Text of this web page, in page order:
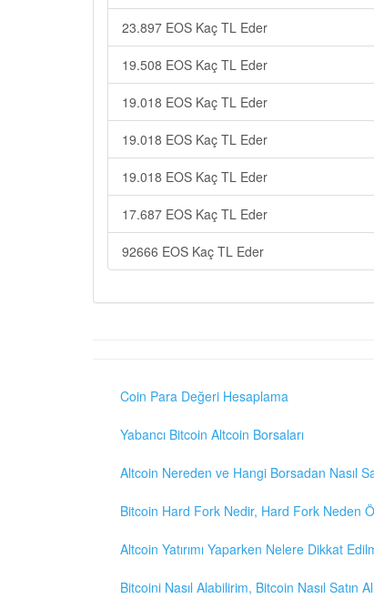
23.897 EOS Kaç TL Eder
19.508 EOS Kaç TL Eder
19.018 EOS Kaç TL Eder
19.018 EOS Kaç TL Eder
19.018 EOS Kaç TL Eder
17.687 EOS Kaç TL Eder
92666 EOS Kaç TL Eder
Coin Para Değeri Hesaplama
Yabancı Bitcoin Altcoin Borsaları
Altcoin Nereden ve Hangi Borsadan Nasıl
Bitcoin Hard Fork Nedir, Hard Fork Neden
Altcoin Yatırımı Yaparken Nelere Dikkat
Bitcoini Nasıl Alabilirim, Bitcoin Nasıl Satın